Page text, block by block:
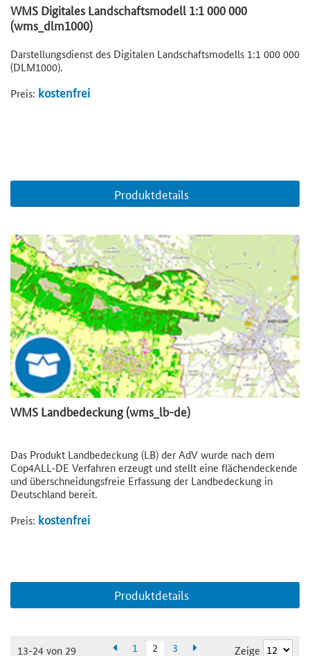
WMS Digitales Landschaftsmodell 1:1 000 000
(wms_dlm1000)
Darstellungsdienst des Digitalen Landschaftsmodells 1:1 000 000
(DLM1000).
Preis: kostenfrei
Produktdetails
WMS Landbedeckung (wms_lb-de)
Das Produkt Landbedeckung (LB) der AdV wurde nach dem
Cop4ALL-DE Verfahren erzeugt und stellt eine flächendeckende
und überschneidungsfreie Erfassung der Landbedeckung in
Deutschland bereit.
Preis: kostenfrei
Produktdetails
13-24 von 29 Zeige
1 2 3